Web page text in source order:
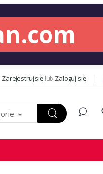
Zarejestruj się lub Zaloguj się